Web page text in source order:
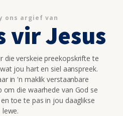
ons argief van
vir Jesus
die verskeie preekopskrifte te
jou hart en siel aanspreek.
in 'n maklik verstaanbare
die waarhede van God se
toe te pas in jou daaglikse
lewe.